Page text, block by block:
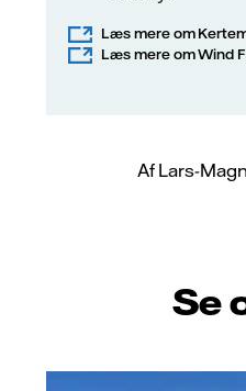
Læs mere om
Læs mere om Wind
Af Lars-
Se